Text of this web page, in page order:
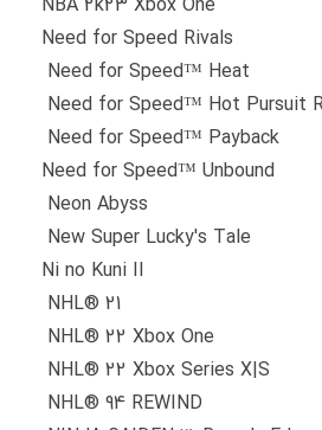
Need for Speed Rivals
Need for Speed™ Heat
Need for Speed™ Hot Pursuit
Need for Speed™ Payback
Need for Speed™ Unbound
Neon Abyss
New Super Lucky's Tale
Ni no Kuni II
NHL® 21
NHL® 22 Xbox One
NHL® 22 Xbox Series X|S
NHL® 94 REWIND